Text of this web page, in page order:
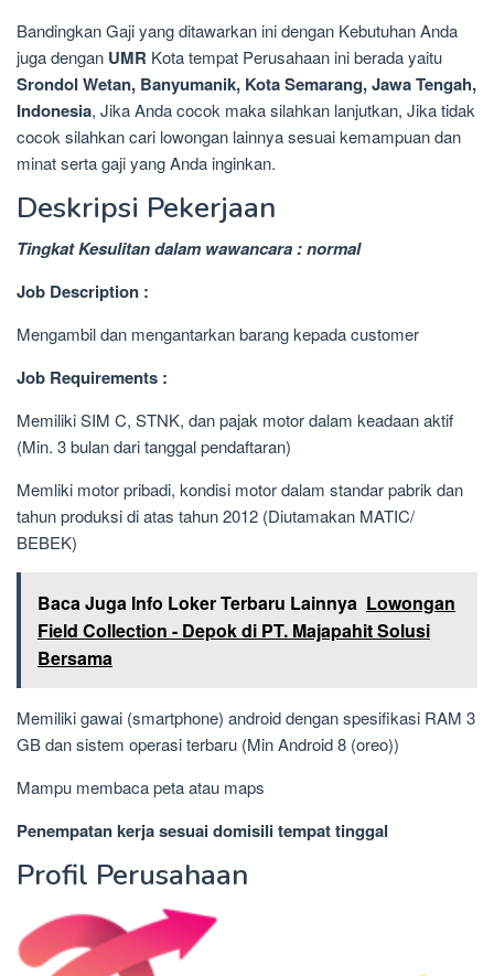
Bandingkan Gaji yang ditawarkan ini dengan Kebutuhan Anda
juga dengan UMR Kota tempat Perusahaan ini berada yaitu
Srondol Wetan, Banyumanik, Kota Semarang, Jawa Tengah,
Indonesia, Jika Anda cocok maka silahkan lanjutkan, Jika tidak
cocok silahkan cari lowongan lainnya sesuai kemampuan dan
minat serta gaji yang Anda inginkan.
Deskripsi Pekerjaan
Tingkat Kesulitan dalam wawancara : normal
Job Description :
Mengambil dan mengantarkan barang kepada customer
Job Requirements :
Memiliki SIM C, STNK, dan pajak motor dalam keadaan aktif
(Min. 3 bulan dari tanggal pendaftaran)
Memliki motor pribadi, kondisi motor dalam standar pabrik dan
tahun produksi di atas tahun 2012 (Diutamakan MATIC/
BEBEK)
Baca Juga Info Loker Terbaru Lainnya Lowongan
Field Collection - Depok di PT. Majapahit Solusi
Bersama
Memiliki gawai (smartphone) android dengan spesifikasi RAM 3
GB dan sistem operasi terbaru (Min Android 8 (oreo))
Mampu membaca peta atau maps
Penempatan kerja sesuai domisili tempat tinggal
Profil Perusahaan